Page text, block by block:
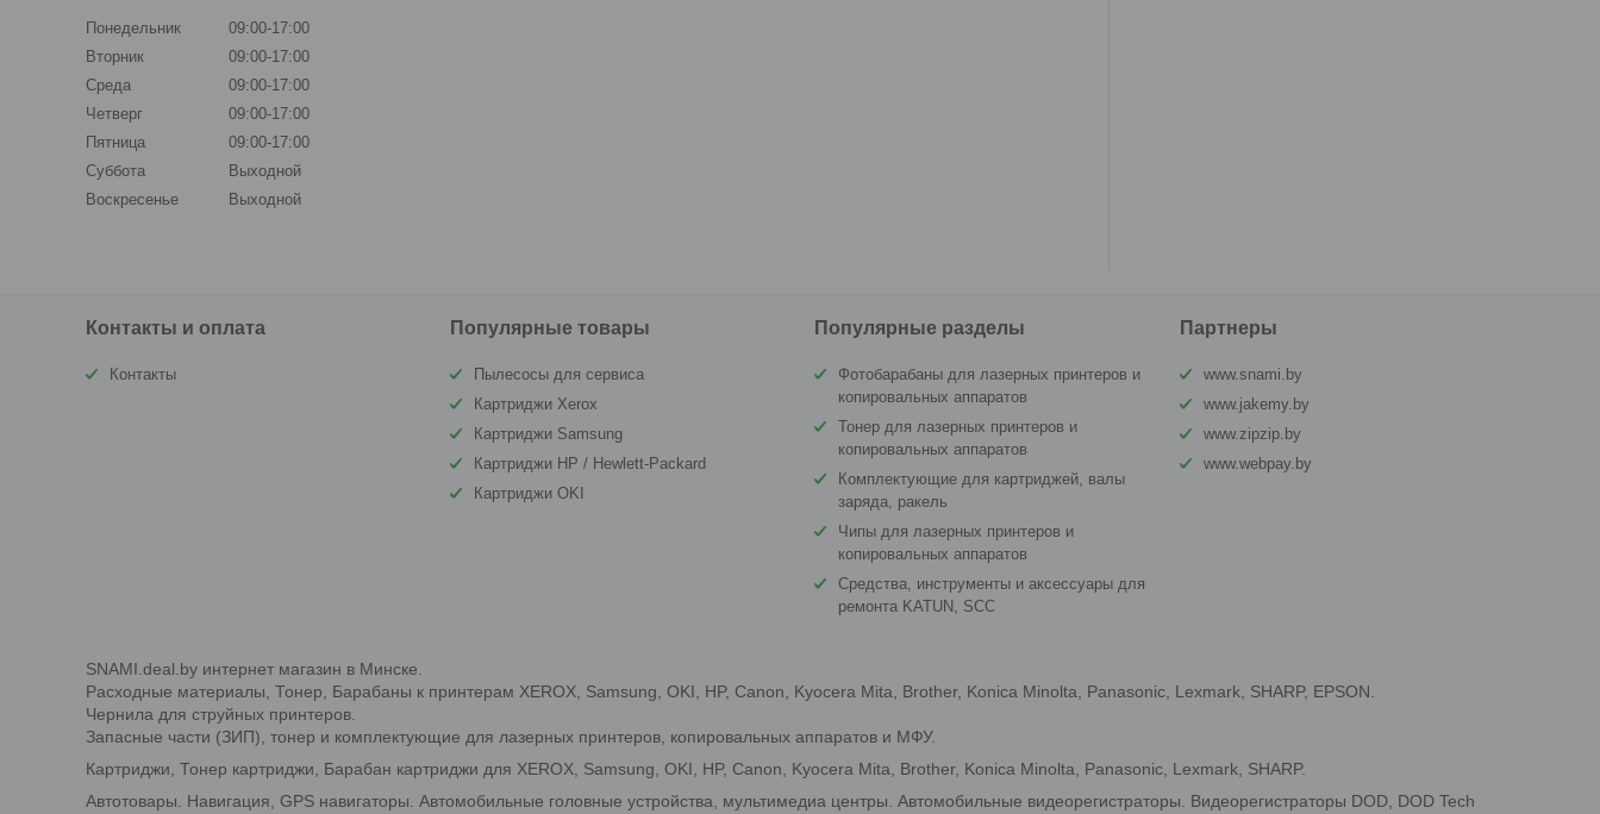
Понедельник
09:00-17:00
Вторник
09:00-17:00
Среда
09:00-17:00
Четверг
09:00-17:00
Пятница
09:00-17:00
Суббота
Выходной
Воскресенье
Выходной
Контакты и оплата
Контакты
Популярные товары
Пылесосы для сервиса
Картриджи Xerox
Картриджи Samsung
Картриджи HP / Hewlett-Packard
Картриджи OKI
Популярные разделы
Фотобарабаны для лазерных принтеров и
копировальных аппаратов
Тонер для лазерных принтеров и
копировальных аппаратов
Комплектующие для картриджей, валы
заряда, ракель
Чипы для лазерных принтеров и
копировальных аппаратов
Средства, инструменты и аксессуары для
ремонта KATUN, SCC
Партнеры
www.snami.by
www.jakemy.by
www.zipzip.by
www.webpay.by
SNAMI.deal.by интернет магазин в Минске.
Расходные материалы, Тонер, Барабаны к принтерам XEROX, Samsung, OKI, HP, Canon, Kyocera Mita, Brother, Konica Minolta, Panasonic, Lexmark, SHARP, EPSON.
Чернила для струйных принтеров.
Запасные части (ЗИП), тонер и комплектующие для лазерных принтеров, копировальных аппаратов и МФУ.
Картриджи, Тонер картриджи, Барабан картриджи для XEROX, Samsung, OKI, HP, Canon, Kyocera Mita, Brother, Konica Minolta, Panasonic, Lexmark, SHARP.
Автотовары. Навигация, GPS навигаторы. Автомобильные головные устройства, мультимедиа центры. Автомобильные видеорегистраторы. Видеорегистраторы DOD, DOD Tech